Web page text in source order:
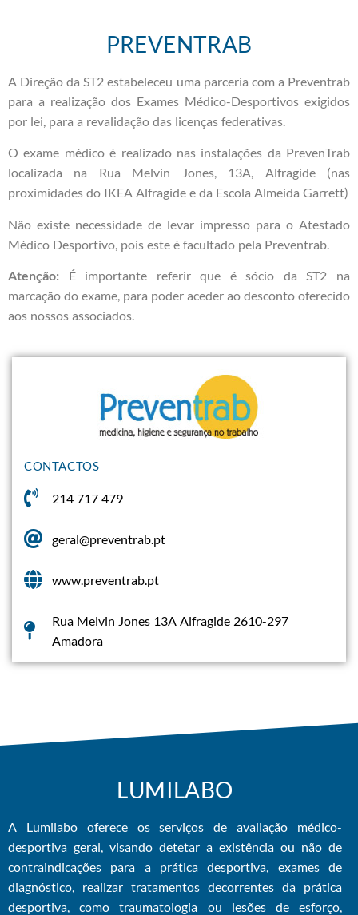
PREVENTRAB
A Direção da ST2 estabeleceu uma parceria com a Preventrab
para a realização dos Exames Médico-Desportivos exigidos
por lei, para a revalidação das licenças federativas.
O exame médico é realizado nas instalações da PrevenTrab
localizada na Rua Melvin Jones, 13A, Alfragide (nas
proximidades do IKEA Alfragide e da Escola Almeida Garrett)
Não existe necessidade de levar impresso para o Atestado
Médico Desportivo, pois este é facultado pela Preventrab.
Atenção: É importante referir que é sócio da ST2 na
marcação do exame, para poder aceder ao desconto oferecido
aos nossos associados.
CONTACTOS
214 717 479
geral@preventrab.pt
www.preventrab.pt
Rua Melvin Jones 13A Alfragide 2610-297
Amadora
LUMILABO
A Lumilabo oferece os serviços de avaliação médico-
desportiva geral, visando detetar a existência ou não de
contraindicações para a prática desportiva, exames de
diagnóstico, realizar tratamentos decorrentes da prática
desportiva, como traumatologia ou lesões de esforço,